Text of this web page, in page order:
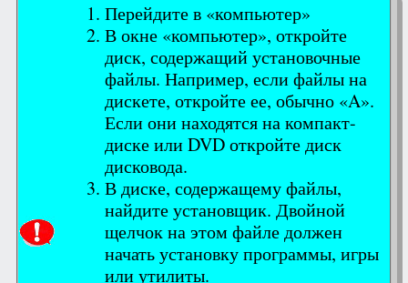
Перейдите в «компьютер»
В окне «компьютер», откройте
диск, содержащий установочные
файлы. Например, если файлы на
дискете, откройте ее, обычно «A».
Если они находятся на компакт-
диске или DVD откройте диск
дисковода.
В диске, содержащему файлы,
найдите установщик. Двойной
щелчок на этом файле должен
начать установку программы, игры
или утилиты.